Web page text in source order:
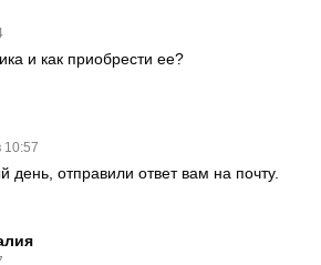
и как приобрести ее?
10:57
день, отправили ответ вам на почту.